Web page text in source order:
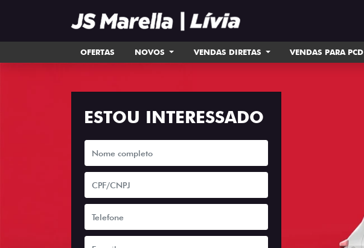
OFERTAS NOVOS VENDAS DIRETAS VENDAS PARA PCD
ESTOU INTERESSADO